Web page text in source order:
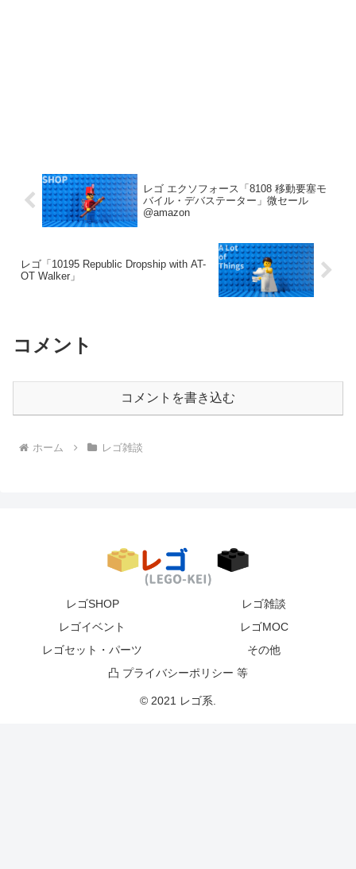
レゴ エクソフォース「8108 移動要塞モ
バイル・デバステーター」微セール
@amazon
レゴ「10195 Republic Dropship with AT-
OT Walker」
コメント
コメントを書き込む
ホーム レゴ雑談
レゴSHOP
レゴ雑談
レゴイベント
レゴMOC
レゴセット・パーツ
その他
凸 プライバシーポリシー 等
© 2021 レゴ系.